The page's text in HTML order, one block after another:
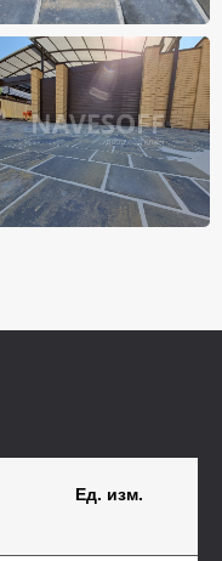
Ед. изм.